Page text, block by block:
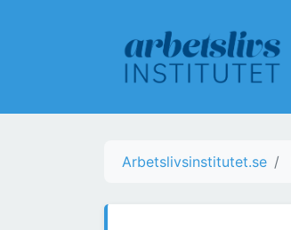
Arbetslivsinstitutet.se